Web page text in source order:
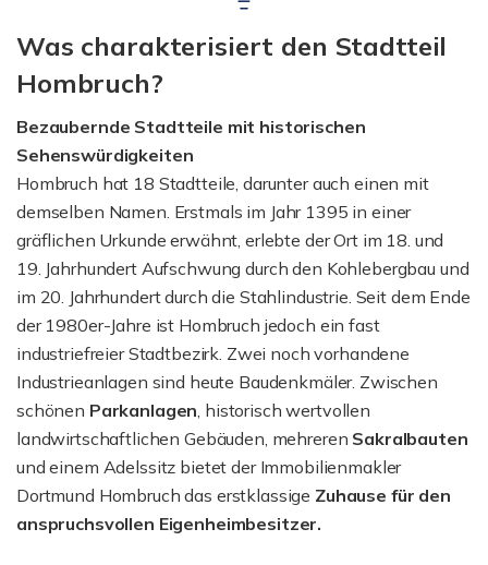
Was charakterisiert den Stadtteil
Hombruch?
Bezaubernde Stadtteile mit historischen
Sehenswürdigkeiten
Hombruch hat 18 Stadtteile, darunter auch einen mit
demselben Namen. Erstmals im Jahr 1395 in einer
gräflichen Urkunde erwähnt, erlebte der Ort im 18. und
19. Jahrhundert Aufschwung durch den Kohlebergbau und
im 20. Jahrhundert durch die Stahlindustrie. Seit dem Ende
der 1980er-Jahre ist Hombruch jedoch ein fast
industriefreier Stadtbezirk. Zwei noch vorhandene
Industrieanlagen sind heute Baudenkmäler. Zwischen
schönen Parkanlagen , historisch wertvollen
landwirtschaftlichen Gebäuden, mehreren Sakralbauten
und einem Adelssitz bietet der Immobilienmakler
Dortmund Hombruch das erstklassige Zuhause für den
anspruchsvollen Eigenheimbesitzer.